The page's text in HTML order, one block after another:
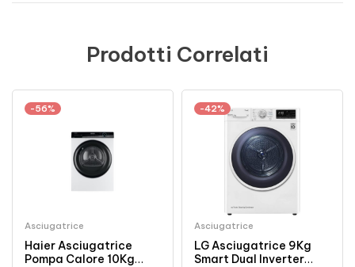
Prodotti Correlati
-56%
Asciugatrice
Haier Asciugatrice
Pompa Calore 10Kg
-42%
Asciugatrice
LG Asciugatrice 9Kg
Smart Dual Inverter